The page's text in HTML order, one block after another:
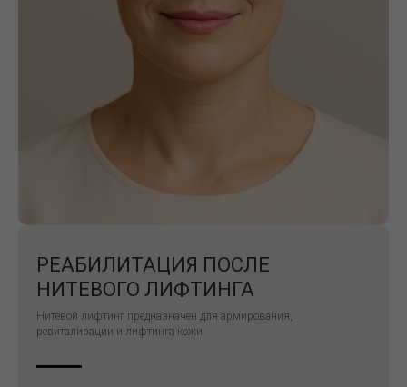
РЕАБИЛИТАЦИЯ ПОСЛЕ
НИТЕВОГО ЛИФТИНГА
Нитевой лифтинг предназначен для армирования,
ревитализации и лифтинга кожи